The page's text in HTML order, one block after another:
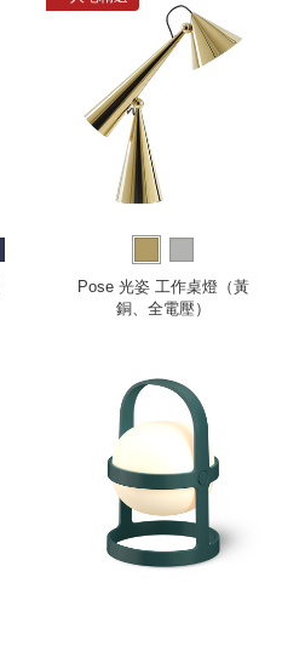
Pose 光姿 工作桌燈（黃
銅、全電壓）